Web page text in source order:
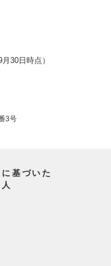
30日時点）
3号
基づいた